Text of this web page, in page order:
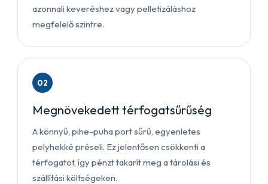
azonnali keveréshez vagy pelletizáláshoz
megfelelő szintre.
02
Megnövekedett térfogatsűrűség
A könnyű, pihe-puha port sűrű, egyenletes
pelyhekké préseli. Ez jelentősen csökkenti a
térfogatot, így pénzt takarít meg a tárolási és
szállítási költségeken.